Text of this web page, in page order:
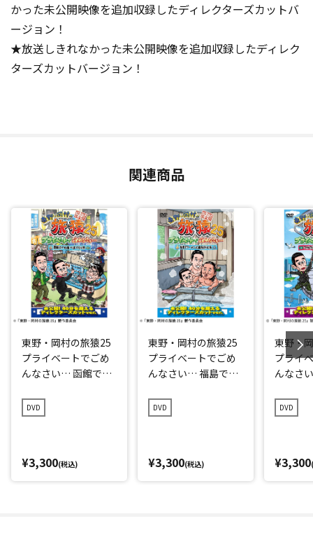
かった未公開映像を追加収録したディレクターズカットバ
ージョン！
★放送しきれなかった未公開映像を追加収録したディレク
ターズカットバージョン！
関連商品
東野・岡村の旅猿25
プライベートでごめ
んなさい… 函館でイ
レミアム完全版
DVD
¥3,300(税込)
東野・岡村の旅猿25
プライベートでごめ
んなさい… 福島でラ
旅 プレミアム完全版
DVD
¥3,300(税込)
東野・
プライ
んなさ
旅 ワク
アム完
DVD
¥3,300